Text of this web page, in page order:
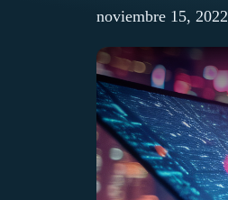
noviembre 15, 2022